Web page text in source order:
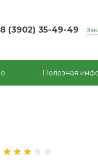
8 (3902) 35-49-49
Полезная